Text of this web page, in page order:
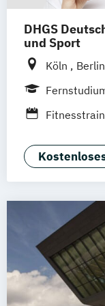
Public
DHGS
und Sport
Köln Berlin
Leipzig
Physician
Positive
Sport und